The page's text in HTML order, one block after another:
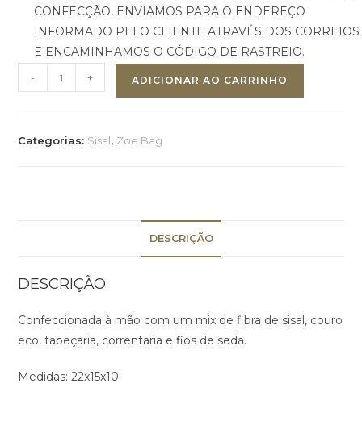
CONFECÇÃO, ENVIAMOS PARA O ENDEREÇO
INFORMADO PELO CLIENTE ATRAVÉS DOS CORREIOS
E ENCAMINHAMOS O CÓDIGO DE RASTREIO.
- + ADICIONAR AO CARRINHO
Categorias: Sisal, Zoe Bag
DESCRIÇÃO
DESCRIÇÃO
Confeccionada à mão com um mix de fibra de sisal, couro
eco, tapeçaria, correntaria e fios de seda.
Medidas: 22x15x10